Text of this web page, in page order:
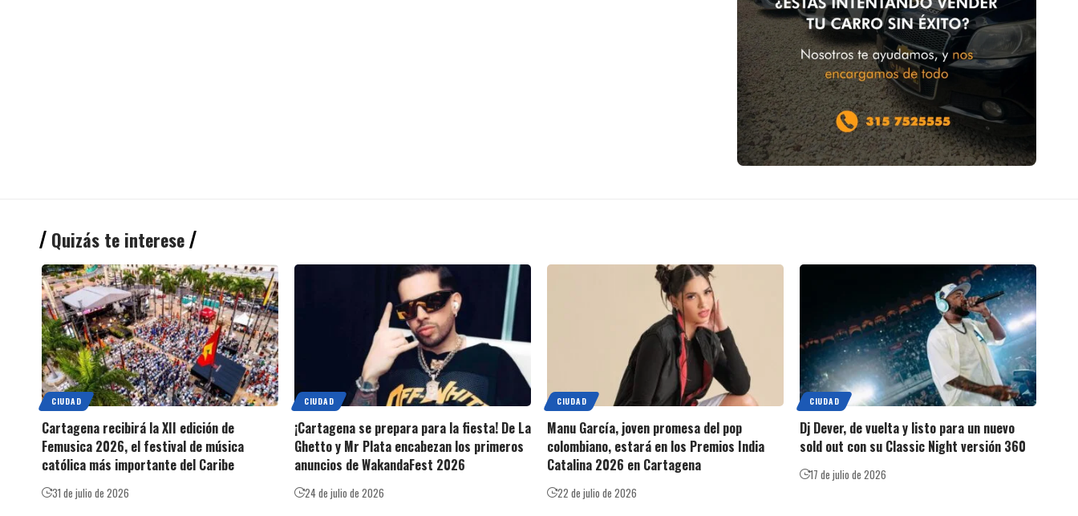
Quizás te interese
CIUDAD
Cartagena recibirá la XII edición de
Femusica 2026, el festival de música
católica más importante del Caribe
31 de julio de 2026
CIUDAD
¡Cartagena se prepara para la fiesta! De La
Ghetto y Mr Plata encabezan los primeros
anuncios de WakandaFest 2026
24 de julio de 2026
CIUDAD
Manu García, joven promesa del pop
colombiano, estará en los Premios India
Catalina 2026 en Cartagena
22 de julio de 2026
CIUDAD
Dj Dever, de vuelta y listo para un nuevo
sold out con su Classic Night versión 360
17 de julio de 2026